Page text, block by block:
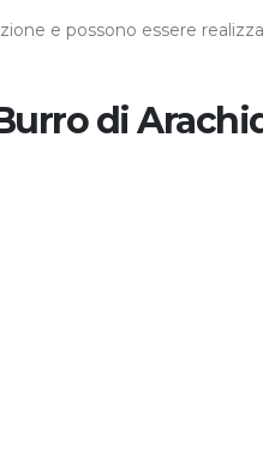
e possono essere
di